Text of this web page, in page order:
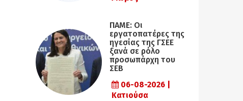
ΠΑΜΕ: Οι
εργατοπατέρες της
ηγεσίας της ΓΣΕΕ
ξανά σε ρόλο
προσωπάρχη του
ΣΕΒ
06-08-2026 |
Κατιούσα